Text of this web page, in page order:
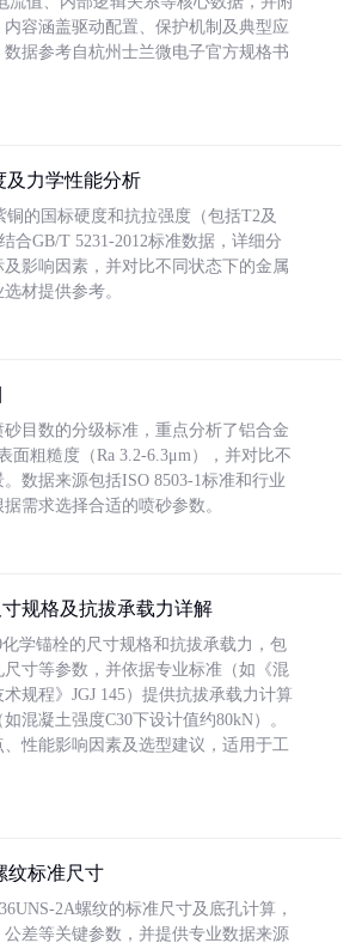
容涵盖驱动配置、保护机制及典型应
据参考自杭州士兰微电子官方规格书
及力学性能分析
铜的国标硬度和抗拉强度（包括T2及
合GB/T 5231-2012标准数据，详细分
影响因素，并对比不同状态下的金属
材提供参考。
目数的分级标准，重点分析了铝合金
面粗糙度（Ra 3.2-6.3μm），并对比不
数据来源包括ISO 8503-1标准和行业
需求选择合适的喷砂参数。
规格及抗拔承载力详解
学锚栓的尺寸规格和抗拔承载力，包
寸等参数，并依据专业标准（如《混
规程》JGJ 145）提供抗拔承载力计算
混凝土强度C30下设计值约80kN）。
性能影响因素及选型建议，适用于工
纹标准尺寸
2A螺纹的标准尺寸及底孔计算，
差等关键参数，并提供专业数据来源